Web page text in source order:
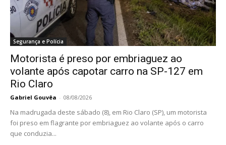
Segurança e Polícia
Motorista é preso por embriaguez ao
volante após capotar carro na SP-127 em
Rio Claro
Gabriel Gouvêa - 08/08/2026
Na madrugada deste sábado (8), em Rio Claro (SP), um motorista
foi preso em flagrante por embriaguez ao volante após o carro
que conduzia...